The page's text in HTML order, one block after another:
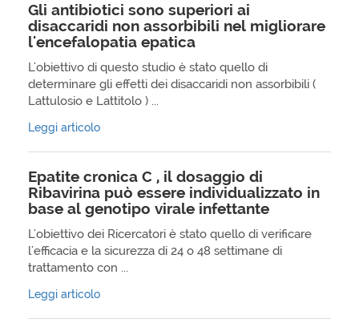
Gli antibiotici sono superiori ai
disaccaridi non assorbibili nel migliorare
l'encefalopatia epatica
L'obiettivo di questo studio è stato quello di
determinare gli effetti dei disaccaridi non assorbibili (
Lattulosio e Lattitolo ) ...
Leggi articolo
Epatite cronica C , il dosaggio di
Ribavirina può essere individualizzato in
base al genotipo virale infettante
L'obiettivo dei Ricercatori è stato quello di verificare
l'efficacia e la sicurezza di 24 o 48 settimane di
trattamento con ...
Leggi articolo